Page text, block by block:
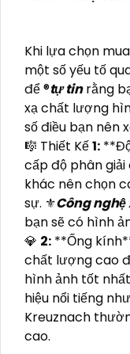
Khi lựa chọn
một số yếu tố
để ®️tự tinrằng
xạ chất lượng
số điều bạn nên
🎼️ Thiết Kế1:
cấp độ phân
khác nên chọn
sự. ⚜️Công
bạn sẽ có hình
💎 2: **Ống
chất lượng cao
hình ảnh tốt
hiệu nổi tiếng
Kreuznach
cao.